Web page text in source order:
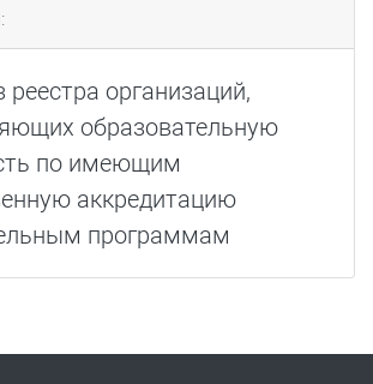
организаций,
образовательную
по имеющим
аккредитацию
программам